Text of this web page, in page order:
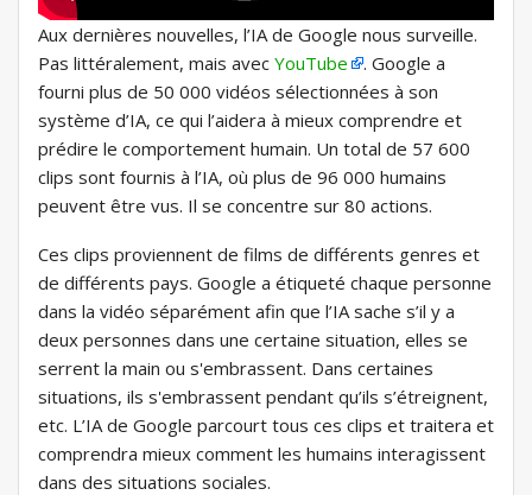
Aux dernières nouvelles, l’IA de Google nous surveille.
Pas littéralement, mais avec YouTube
. Google a
fourni plus de 50 000 vidéos sélectionnées à son
système d’IA, ce qui l’aidera à mieux comprendre et
prédire le comportement humain. Un total de 57 600
clips sont fournis à l’IA, où plus de 96 000 humains
peuvent être vus. Il se concentre sur 80 actions.
Ces clips proviennent de films de différents genres et
de différents pays. Google a étiqueté chaque personne
dans la vidéo séparément afin que l’IA sache s’il y a
deux personnes dans une certaine situation, elles se
serrent la main ou s'embrassent. Dans certaines
situations, ils s'embrassent pendant qu’ils s’étreignent,
etc. L’IA de Google parcourt tous ces clips et traitera et
comprendra mieux comment les humains interagissent
dans des situations sociales.